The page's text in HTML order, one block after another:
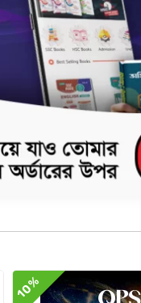
শিখবে। এই বইয়ে তোমাদের
যৌগগুলোকে সহজে চেনার
10%